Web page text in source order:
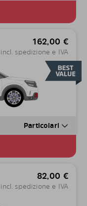
162,00 €
incl. spedizione e IVA
Particolari
82,00 €
incl. spedizione e IVA